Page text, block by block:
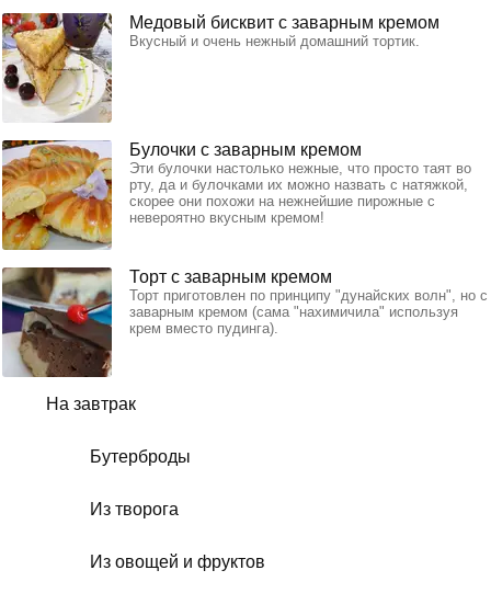
На завтрак
Бутерброды
Из творога
Из овощей и фруктов
Медовый бисквит с заварным кремом
Вкусный и очень нежный домашний тортик.
Булочки с заварным кремом
Эти булочки настолько нежные, что просто таят во
рту, да и булочками их можно назвать с натяжкой,
скорее они похожи на нежнейшие пирожные с
невероятно вкусным кремом!
Торт с заварным кремом
Торт приготовлен по принципу "дунайских волн", но с
заварным кремом (сама "нахимичила" используя
крем вместо пудинга).